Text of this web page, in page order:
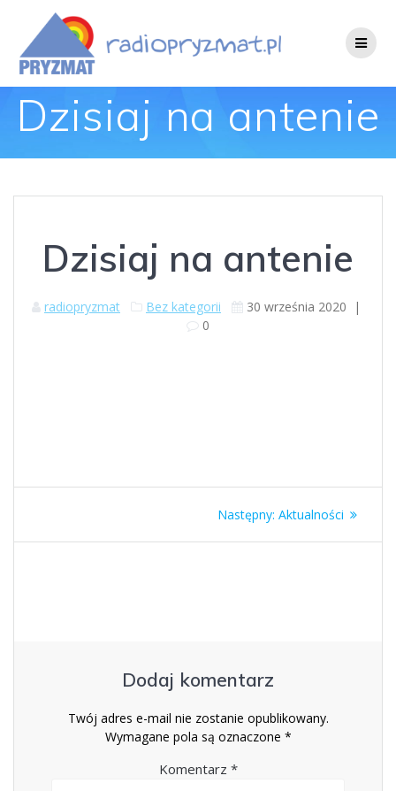
content
Dzisiaj na antenie
Dzisiaj na antenie
radiopryzmat Bez kategorii 30 września 2020 |
0
wpisu
Następny: Następny
Aktualności
Dodaj komentarz
Twój adres e-mail nie zostanie opublikowany.
Wymagane pola są oznaczone *
Komentarz *